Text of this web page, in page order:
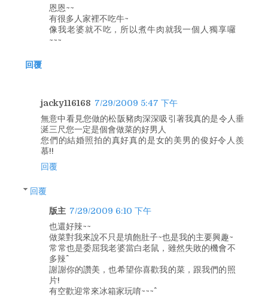
恩恩~~
有很多人家裡不吃牛~
像我老婆就不吃，所以煮牛肉就我一個人獨享囉
~~~
回覆
jacky116168 7/29/2009 5:47 下午
無意中看見您做的松阪豬肉深深吸引著我真的是令人垂
涎三尺您一定是個會做菜的好男人
您們的結婚照拍的真好真的是女的美男的俊好令人羨
慕!!
回覆
回覆
版主 7/29/2009 6:10 下午
也還好辣~~
做菜對我來說不只是填飽肚子~也是我的主要興趣~
常常也是委屈我老婆當白老鼠，雖然失敗的機會不
多辣^^
謝謝你的讚美，也希望你喜歡我的菜，跟我們的照
片!
有空歡迎常來冰箱家玩唷~~~^^